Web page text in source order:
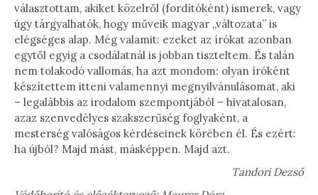
választottam, akiket közelről (fordítóként) ismerek, vagy
úgy tárgyalhatók, hogy műveik magyar „változata” is
elégséges alap. Még valamit: ezeket az írókat azonban
egytől egyig a csodálatnál is jobban tiszteltem. És talán
nem tolakodó vallomás, ha azt mondom: olyan íróként
készítettem itteni valamennyi megnyilvánulásomat, aki
– legalábbis az irodalom szempontjából – hivatalosan,
azaz szenvedélyes szakszerűség foglyaként, a
mesterség valóságos kérdéseinek körében él. És ezért:
ha újból? Majd mást, másképpen. Majd azt.
Tandori Dezső